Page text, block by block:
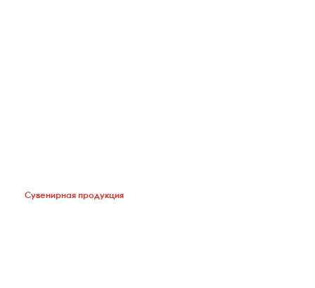
Сувенирная продукция